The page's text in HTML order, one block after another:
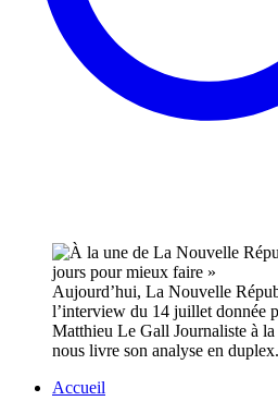
Aujourd’hui, La Nouvelle
l’interview du 14 juillet donnée
Matthieu Le Gall Journaliste à
nous livre son analyse en duplex.
Accueil